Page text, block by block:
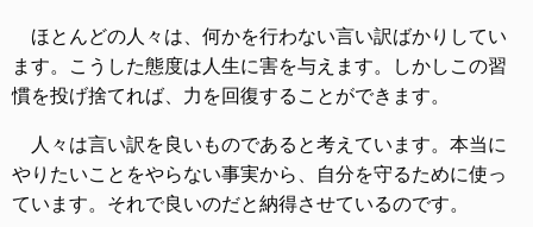
ほとんどの人々は、何かを行わない言い訳ばかりしてい
ます。こうした態度は人生に害を与えます。しかしこの習
慣を投げ捨てれば、力を回復することができます。
人々は言い訳を良いものであると考えています。本当に
やりたいことをやらない事実から、自分を守るために使っ
ています。それで良いのだと納得させているのです。